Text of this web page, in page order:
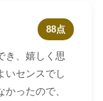
88点
き、嬉しく思
いセンスでし
ったので、